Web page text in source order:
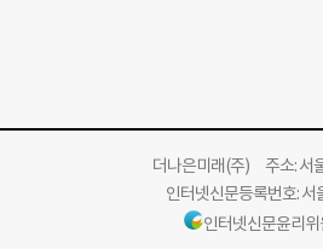
더나은미래(주)주소: 서
인터넷신문등록번호:
인터넷신문윤리